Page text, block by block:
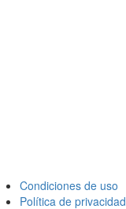
Condiciones de uso
Política de privacidad